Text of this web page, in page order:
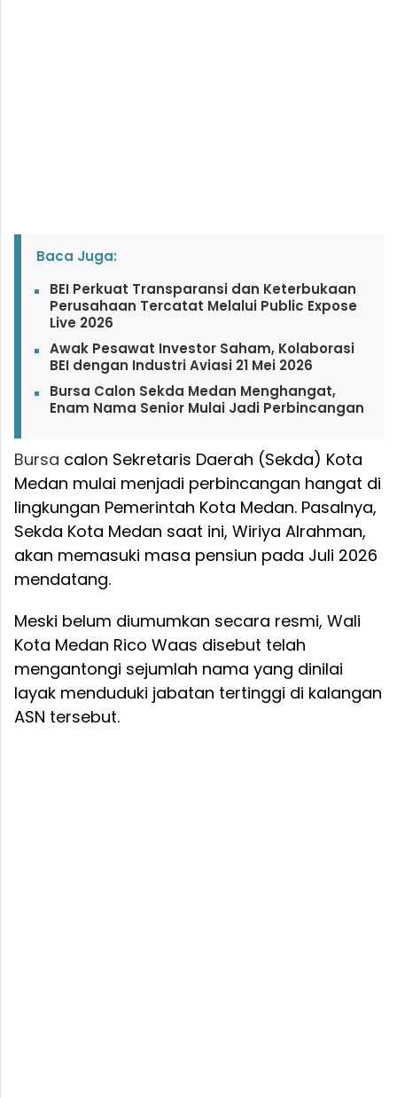
Baca Juga:
BEI Perkuat Transparansi dan Keterbukaan
Perusahaan Tercatat Melalui Public Expose
Live 2026
Awak Pesawat Investor Saham, Kolaborasi
BEI dengan Industri Aviasi 21 Mei 2026
Bursa Calon Sekda Medan Menghangat,
Enam Nama Senior Mulai Jadi Perbincangan
Bursa calon Sekretaris Daerah (Sekda) Kota
Medan mulai menjadi perbincangan hangat di
lingkungan Pemerintah Kota Medan. Pasalnya,
Sekda Kota Medan saat ini, Wiriya Alrahman,
akan memasuki masa pensiun pada Juli 2026
mendatang.
Meski belum diumumkan secara resmi, Wali
Kota Medan Rico Waas disebut telah
mengantongi sejumlah nama yang dinilai
layak menduduki jabatan tertinggi di kalangan
ASN tersebut.